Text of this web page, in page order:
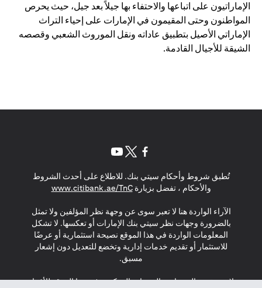
الإماراتيون على اتباعها والاحتفاء بها جيلاً بعد جيل، حيث يحرص
المواطنون وحتى المقيمون في الإمارات على إحياء التراث
الإماراتي الأصيل بتطبيق عاداته ونقل الموروث الشعبي وقصصه
الشيقة للأجيال القادمة.
تُطبق شروط وأحكام سيتي بنك. للاطلاع على أحدث الشروط
والأحكام ، تفضل بزيارةwww.citibank.ae/TnC
in a new tab
الآراء الواردة هنا لا تعبر سوى عن وجهة نظر المؤلفين ولا تمثل
بالضرورة وجهات نظر سيتي بنك الإمارات أو تعكسها. لا تشكل
المعلومات الواردة في هذا الموقع نصيحة استثمارية أو عرضًا
للاستثمار أو تقديم خدمات إدارية وتخضع للتعديل دون إشعار
مسبق.
لا يتم تقديم المنتجات والخدمات المذكورة في هذا الموقع للأفراد